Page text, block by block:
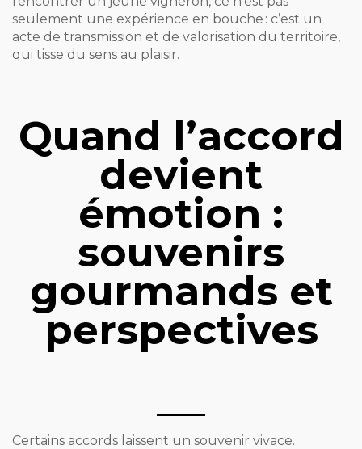
seulement une expérience en bouche : c’est un
acte de transmission et de valorisation du territoire,
qui tisse du sens au plaisir.
Quand l’accord
devient
émotion :
souvenirs
gourmands et
perspectives
Certains accords laissent un souvenir vivace.